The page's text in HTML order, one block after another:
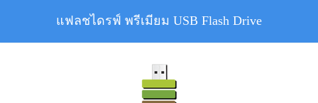
แฟลชไดรฟ์ พรีเมียม USB Flash Drive